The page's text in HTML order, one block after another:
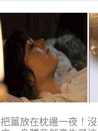
把薑放在枕邊一夜！